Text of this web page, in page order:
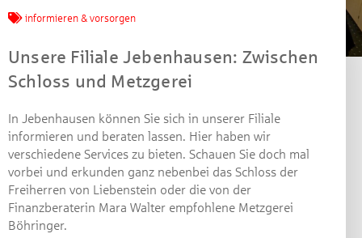
informieren & vorsorgen
Unsere Filiale Jebenhausen: Zwischen
Schloss und Metzgerei
In Jebenhausen können Sie sich in unserer Filiale
informieren und beraten lassen. Hier haben wir
verschiedene Services zu bieten. Schauen Sie doch mal
vorbei und erkunden ganz nebenbei das Schloss der
Freiherren von Liebenstein oder die von der
Finanzberaterin Mara Walter empfohlene Metzgerei
Böhringer.
gewinnen!
Machen Sie mit bei unserem Gewinnspiel! Bis 31.
Dezember 2021 verlosen wir 10 Gutscheine des
von je 30 Euro.
Beantworten Sie einfach folgende Frage:
Welches Jubiläum feiert die Kreissparkasse
Göppingen in diesem Jahr?
Gewinnspiel geschlossen